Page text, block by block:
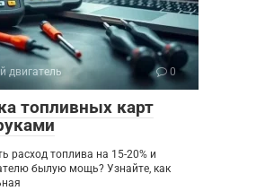
двигатель 0
топливных карт
расход топлива на 15-20% и
былую мощь? Узнайте, как